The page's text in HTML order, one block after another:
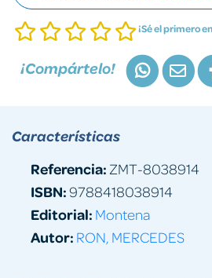
¡Sé el primero
¡Compártelo!
Características
Referencia: ZMT-8038914
ISBN:9788418038914
Editorial: Montena
Autor: RON, MERCEDES